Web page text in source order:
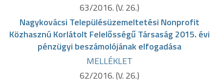
63/2016. (V. 26.)
Nagykovácsi Településüzemeltetési Nonprofit
Közhasznú Korlátolt Felelősségű Társaság 2015. évi
pénzügyi beszámolójának elfogadása
MELLÉKLET
62/2016. (V. 26.)